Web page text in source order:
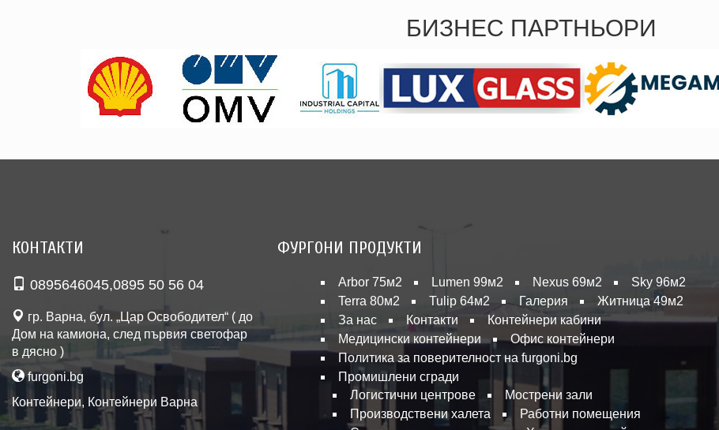
БИЗНЕС ПАРТНЬОРИ
КОНТАКТИ
0895646045,0895 50 56 04
гр. Варна, бул. „Цар Освободител“ ( до
Дом на камиона, след първия светофар
в дясно )
furgoni.bg
Контейнери, Контейнери Варна
ФУРГОНИ ПРОДУКТИ
Arbor 75м2 Lumen 99м2 Nexus 69м2
Sky 96м2
Terra 80м2
Tulip 64м2 Галерия
Житница 49м2
За нас
Контакти
Контейнери кабини
Медицински контейнери
Офис контейнери
Политика за поверителност на furgoni.bg
Промишлени сгради
Логистични центрове
Мострени зали
Производствени халета
Работни помещения